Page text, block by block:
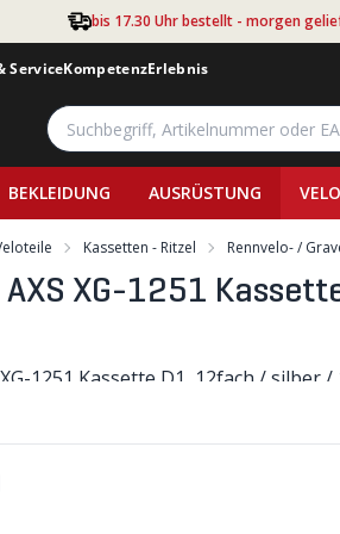
bis 17.30 Uhr bestellt - morgen
ServiceKompetenzErlebnis
BEKLEIDUNG AUSRÜSTUNG
Kassetten - Ritzel Rennvelo- /
AXS XG-1251